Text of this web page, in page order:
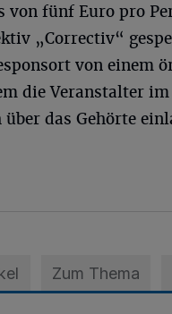
fünf Euro pro
„Correctiv“
von einem
die Veranstalter
das Gehörte
Zum Thema